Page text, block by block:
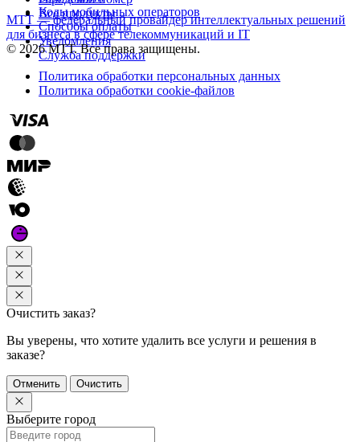
Все продукты
Коды мобильных операторов
Способы оплаты
Уведомления
Служба поддержки
МТТ — федеральный провайдер интеллектуальных решений
для бизнеса в сфере телекоммуникаций и IT
© 2026 МТТ. Все права защищены.
Политика обработки персональных данных
Политика обработки cookie-файлов
Очистить заказ?
Вы уверены, что хотите удалить все услуги и решения в
заказе?
Отменить Очистить
Выберите город